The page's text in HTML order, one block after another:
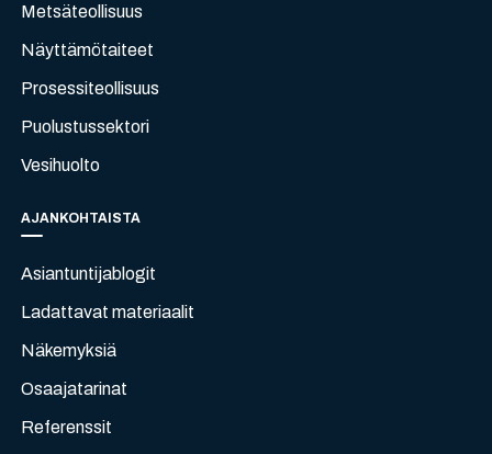
Metsäteollisuus
Näyttämötaiteet
Prosessiteollisuus
Puolustussektori
Vesihuolto
AJANKOHTAISTA
Asiantuntijablogit
Ladattavat materiaalit
Näkemyksiä
Osaajatarinat
Referenssit